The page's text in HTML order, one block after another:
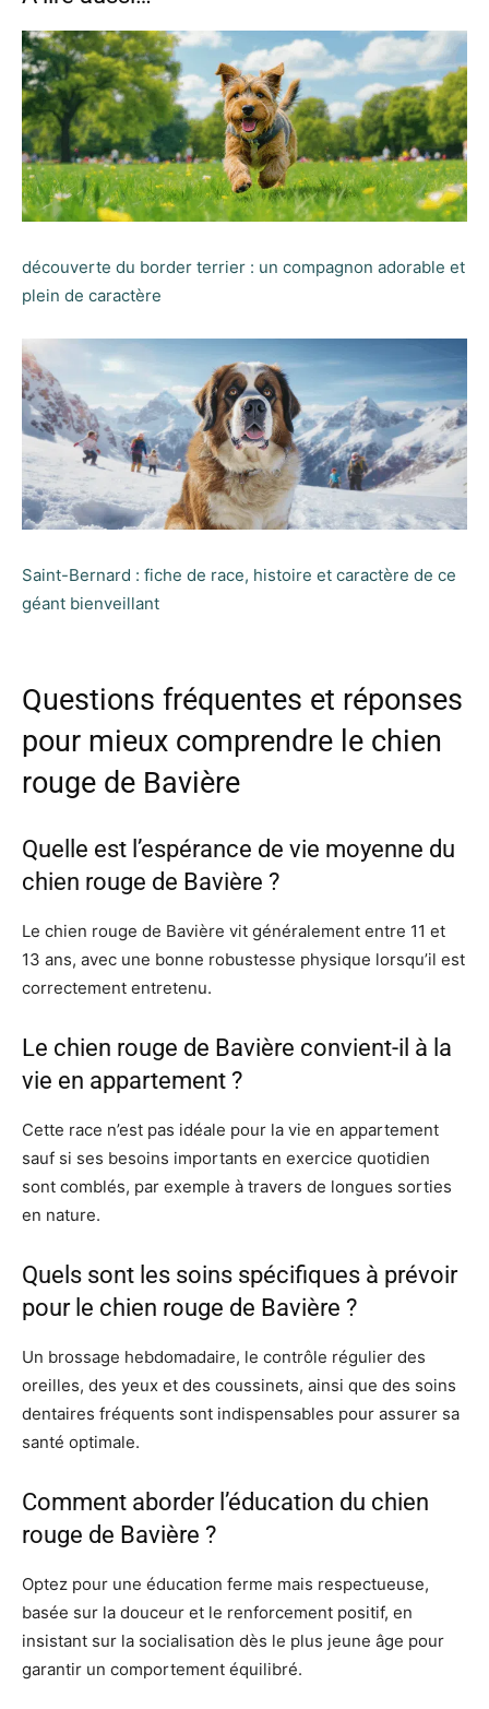
découverte du border terrier : un compagnon adorable et
plein de caractère
Saint-Bernard : fiche de race, histoire et caractère de ce
géant bienveillant
Questions fréquentes et réponses
pour mieux comprendre le chien
rouge de Bavière
Quelle est l’espérance de vie moyenne du
chien rouge de Bavière ?
Le chien rouge de Bavière vit généralement entre 11 et
13 ans, avec une bonne robustesse physique lorsqu’il est
correctement entretenu.
Le chien rouge de Bavière convient-il à la
vie en appartement ?
Cette race n’est pas idéale pour la vie en appartement
sauf si ses besoins importants en exercice quotidien
sont comblés, par exemple à travers de longues sorties
en nature.
Quels sont les soins spécifiques à prévoir
pour le chien rouge de Bavière ?
Un brossage hebdomadaire, le contrôle régulier des
oreilles, des yeux et des coussinets, ainsi que des soins
dentaires fréquents sont indispensables pour assurer sa
santé optimale.
Comment aborder l’éducation du chien
rouge de Bavière ?
Optez pour une éducation ferme mais respectueuse,
basée sur la douceur et le renforcement positif, en
insistant sur la socialisation dès le plus jeune âge pour
garantir un comportement équilibré.